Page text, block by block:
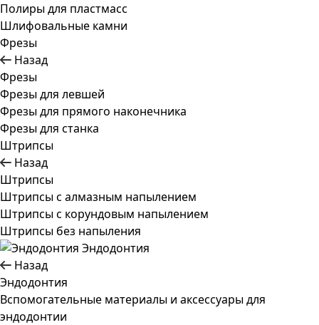
Полиры для пластмасс
Шлифовальные камни
Фрезы
Назад
Фрезы
Фрезы для левшей
Фрезы для прямого наконечника
Фрезы для станка
Штрипсы
Назад
Штрипсы
Штрипсы c алмазным напылением
Штрипсы c корундовым напылением
Штрипсы без напыления
Эндодонтия
Назад
Эндодонтия
Вспомогательные материалы и аксессуары для
эндодонтии